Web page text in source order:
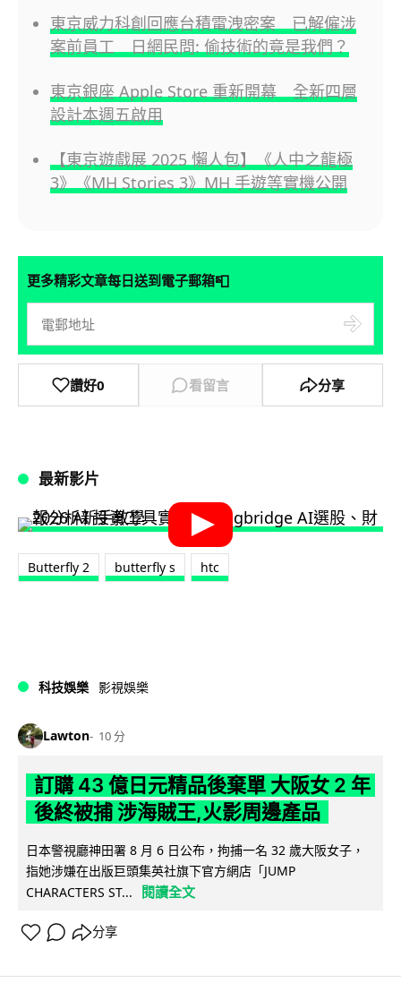
東京威力科創回應台積電洩密案 已解僱涉
案前員工 日網民問: 偷技術的竟是我們？
東京銀座 Apple Store 重新開幕 全新四層
設計本週五啟用
【東京遊戲展 2025 懶人包】《人中之龍極
3》《MH Stories 3》MH 手遊等實機公開
更多精彩文章每日送到電子郵箱📮
讚好0 看留言 分享
最新影片
Butterfly 2 butterfly s htc
科技娛樂 影視娛樂
Lawton 10 分
訂購 43 億日元精品後棄單 大阪女 2 年
後終被捕 涉海賊王,火影周邊產品
日本警視廳神田署 8 月 6 日公布，拘捕一名 32 歲大阪女子，
指她涉嫌在出版巨頭集英社旗下官方網店「JUMP
CHARACTERS ST...
閱讀全文
分享